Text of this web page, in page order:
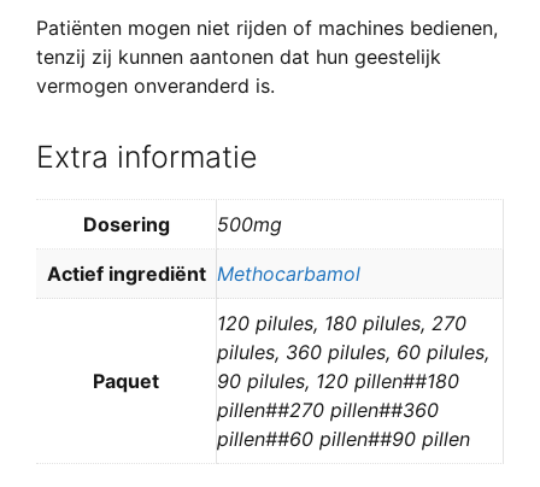
Patiënten mogen niet rijden of machines bedienen,
tenzij zij kunnen aantonen dat hun geestelijk
vermogen onveranderd is.
Extra informatie
Dosering 500mg
Actief ingrediënt Methocarbamol
Paquet
120 pilules, 180 pilules, 270
pilules, 360 pilules, 60 pilules,
90 pilules, 120 pillen##180
pillen##270 pillen##360
pillen##60 pillen##90 pillen